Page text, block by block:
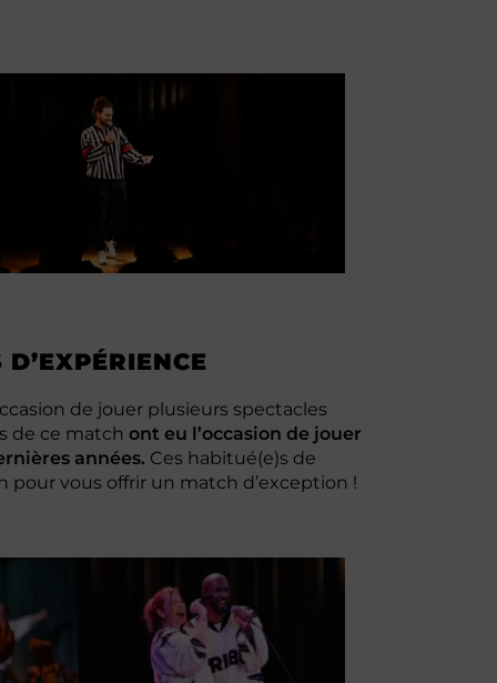
de jouer plusieurs spectacles
de ce match ont eu l’occasion de jouer
années. Ces habitué(e)s de
vous offrir un match d’exception !